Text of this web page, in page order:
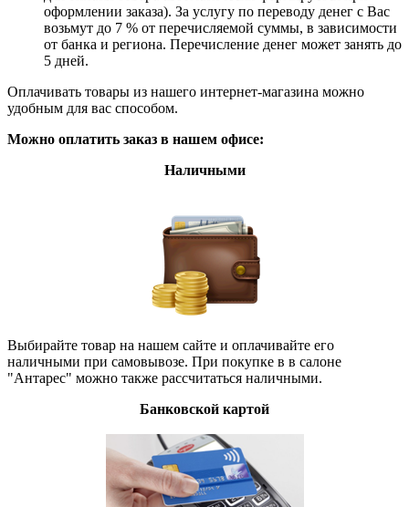
оформлении заказа). За услугу по переводу денег с Вас
возьмут до 7 % от перечисляемой суммы, в зависимости
от банка и региона. Перечисление денег может занять до
5 дней.
Оплачивать товары из нашего интернет-магазина можно
удобным для вас способом.
Можно оплатить заказ в нашем офисе:
Наличными
Выбирайте товар на нашем сайте и оплачивайте его
наличными при самовывозе. При покупке в в салоне
"Антарес" можно также рассчитаться наличными.
Банковской картой